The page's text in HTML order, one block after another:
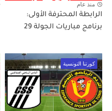
منذ عام
الرابطة المحترفة الأولى:
برنامج مباريات الجولة 29
كورتنا التونسية